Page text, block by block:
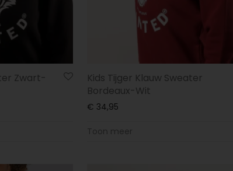
Zwart-
Kids Tijger Klauw Sweater
Bordeaux-Wit
€ 34,95